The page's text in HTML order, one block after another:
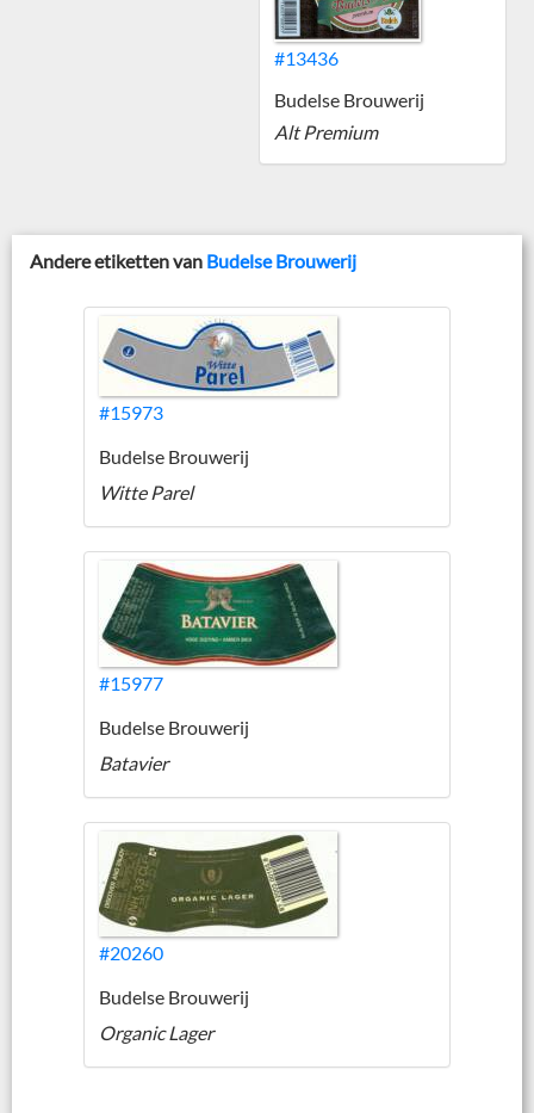
#13436
Budelse Brouwerij
Alt Premium
Andere etiketten van Budelse Brouwerij
#15973
Budelse Brouwerij
Witte Parel
#15977
Budelse Brouwerij
Batavier
#20260
Budelse Brouwerij
Organic Lager